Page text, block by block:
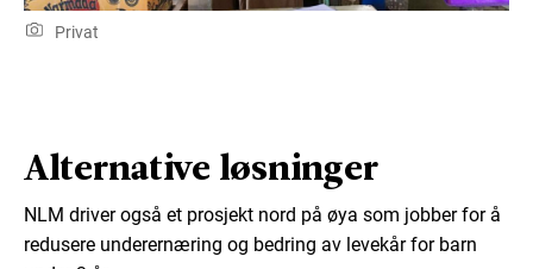
Privat
Alternative løsninger
NLM driver også et prosjekt nord på øya som jobber for å
redusere underernæring og bedring av levekår for barn